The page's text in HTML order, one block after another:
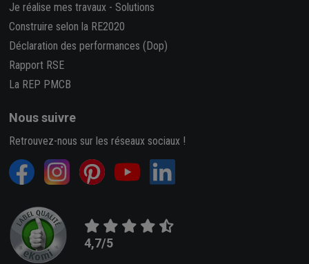
Je réalise mes travaux - Solutions
Construire selon la RE2020
Déclaration des performances (Dop)
Rapport RSE
La REP PMCB
Nous suivre
Retrouvez-nous sur les réseaux sociaux !
4,7/5